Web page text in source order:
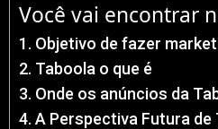
Você vai encontrar
Objetivo de fazer
Taboola o que é
Onde os anúncios da
A Perspectiva Futura de